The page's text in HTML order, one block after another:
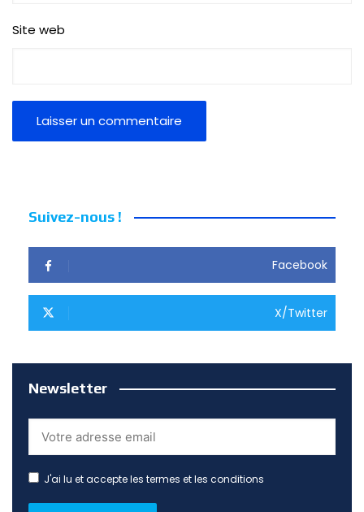
Site web
Suivez-nous !
Facebook
X/Twitter
Newsletter
J'ai lu et accepte les termes et les conditions